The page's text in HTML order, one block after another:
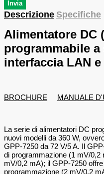
Descrizione Specifiche
Alimentatore DC
programmabile
interfaccia LAN e
BROCHURE MANUALE
La serie di alimentatori DC
nuovi modelli da 360 W,
GPP-7250 da 72 V/5 A. Il
di programmazione (1 mV/0,2
mV/0,2 mA); il GPP-7250
programmazione (2 mV/0,2